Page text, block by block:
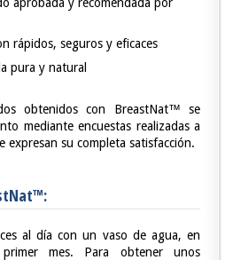
rápidos, seguros y eficaces
pura y natural
obtenidos con BreastNat™ se
mediante encuestas realizadas a
expresan su completa satisfacción.
al día con un vaso de agua, en
mes. Para obtener unos